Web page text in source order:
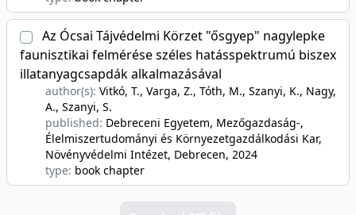
Az Ócsai Tájvédelmi Körzet "ősgyep" nagylepke
faunisztikai felmérése széles hatásspektrumú biszex
illatanyagcsapdák alkalmazásával
author(s): Vitkó, T., Varga, Z., Tóth, M., Szanyi, K., Nagy,
A., Szanyi, S.
published: Debreceni Egyetem, Mezőgazdaság-,
Élelmiszertudományi és Környezetgazdálkodási Kar,
Növényvédelmi Intézet, Debrecen, 2024
type: book chapter